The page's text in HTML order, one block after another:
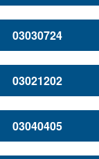
03030724
03021202
03040405